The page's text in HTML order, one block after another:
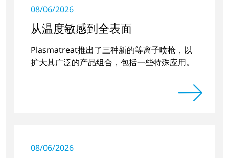
08/06/2026
从温度敏感到全表面
Plasmatreat推出了三种新的等离子喷枪，以
扩大其广泛的产品组合，包括一些特殊应用。
08/06/2026